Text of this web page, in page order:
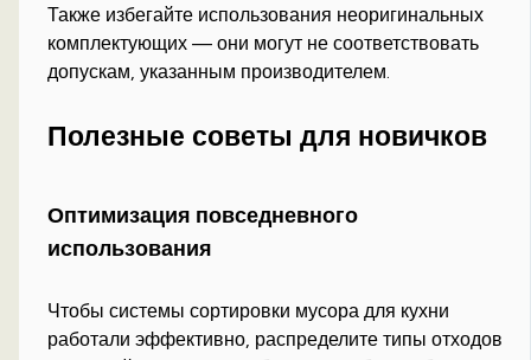
Также избегайте использования неоригинальных
комплектующих — они могут не соответствовать
допускам, указанным производителем.
Полезные советы для новичков
Оптимизация повседневного
использования
Чтобы системы сортировки мусора для кухни
работали эффективно, распределите типы отходов